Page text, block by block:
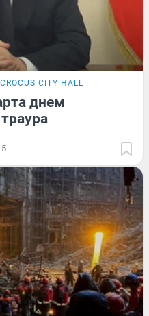
CITY HALL
днем
5